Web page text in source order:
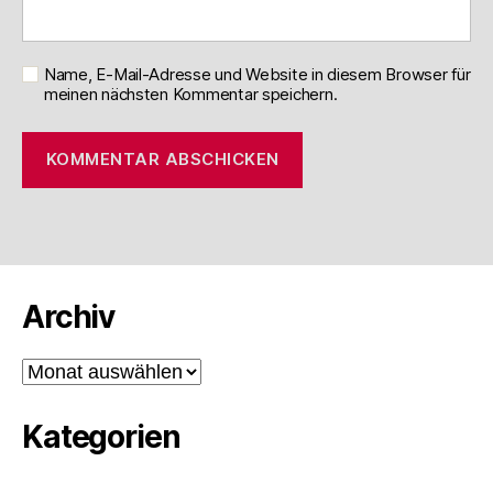
Name, E-Mail-Adresse und Website in diesem Browser für
meinen nächsten Kommentar speichern.
Archiv
Archiv
Kategorien